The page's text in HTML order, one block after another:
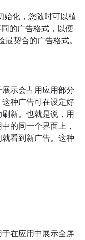
始化，您随时可以植
的广告格式，以便
契合的广告格式。
示会占用应用部分
种广告可在设定好
新。也就是说，用
的同一个界面上，
看到新广告。这种
在应用中展示全屏